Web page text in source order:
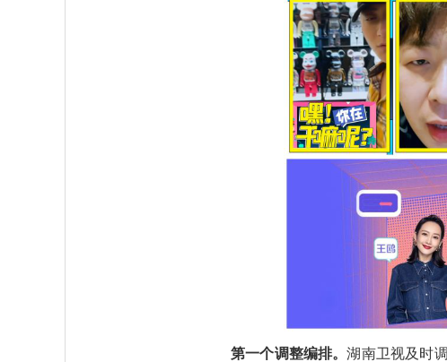
第一个调整编排。湖南卫视及时